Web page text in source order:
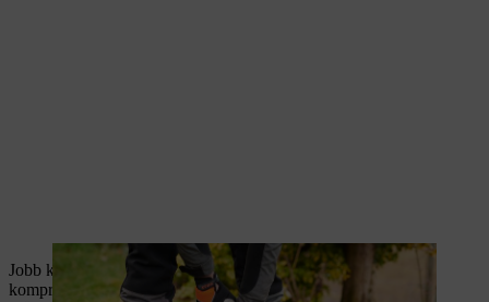
Jobb kézzel kell lassan kihúzni az indítózsinórt, amíg a
kompressziós ellenállás érzékelhető. A zsinórt csak ekkor kell